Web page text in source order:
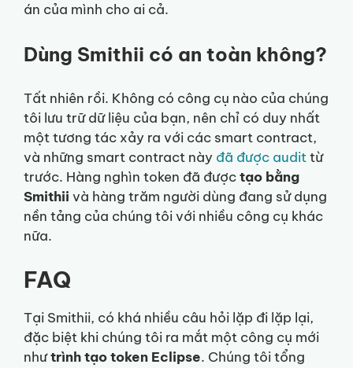
án của mình cho ai cả.
Dùng Smithii có an toàn không?
Tất nhiên rồi. Không có công cụ nào của chúng
tôi lưu trữ dữ liệu của bạn, nên chỉ có duy nhất
một tương tác xảy ra với các smart contract,
và những smart contract này đã được audittừ
trước. Hàng nghìn token đã đượctạo bằng
Smithii và hàng trăm người dùng đang sử dụng
nền tảng của chúng tôi với nhiều công cụ khác
nữa.
FAQ
Tại Smithii, có khá nhiều câu hỏi lặp đi lặp lại,
đặc biệt khi chúng tôi ra mắt một công cụ mới
nhưtrình tạo token Eclipse. Chúng tôi tổng